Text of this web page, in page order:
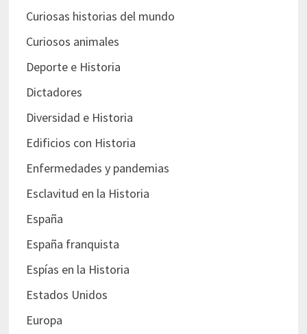
Curiosas historias del mundo
Curiosos animales
Deporte e Historia
Dictadores
Diversidad e Historia
Edificios con Historia
Enfermedades y pandemias
Esclavitud en la Historia
España
España franquista
Espías en la Historia
Estados Unidos
Europa